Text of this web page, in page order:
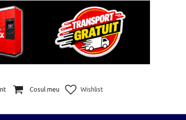
Cosul meu Wishlist